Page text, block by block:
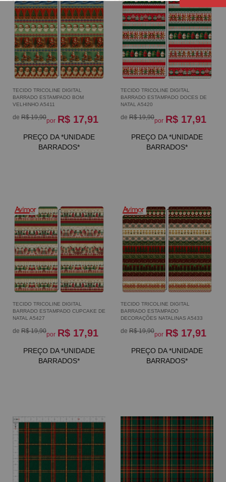
TECIDO TRICOLINE DIGITAL
BARRADO ESTAMPADO BOM
VELHINHO A5411
de R$ 19,90por R$ 17,91
PREÇO DA *UNIDADE
BARRADOS*
TECIDO TRICOLINE DIGITAL
BARRADO ESTAMPADO DOCES DE
NATAL A5420
de R$ 19,90por R$ 17,91
PREÇO DA *UNIDADE
BARRADOS*
TECIDO TRICOLINE DIGITAL
BARRADO ESTAMPADO CUPCAKE DE
NATAL A5427
de R$ 19,90por R$ 17,91
PREÇO DA *UNIDADE
BARRADOS*
TECIDO TRICOLINE DIGITAL
BARRADO ESTAMPADO
DECORAÇÕES NATALINAS A5433
de R$ 19,90por R$ 17,91
PREÇO DA *UNIDADE
BARRADOS*